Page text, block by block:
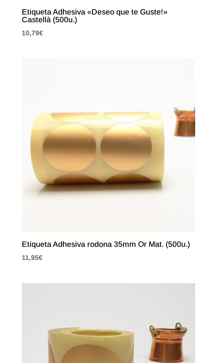
Etiqueta Adhesiva «Deseo que te Guste!»
Castellà (500u.)
10,79€
Etiqueta Adhesiva rodona 35mm Or Mat. (500u.)
11,95€